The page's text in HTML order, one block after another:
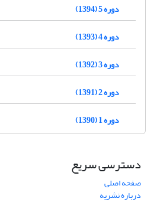
دوره 5 (1394)
دوره 4 (1393)
دوره 3 (1392)
دوره 2 (1391)
دوره 1 (1390)
دسترسی سریع
صفحه اصلی
درباره نشریه